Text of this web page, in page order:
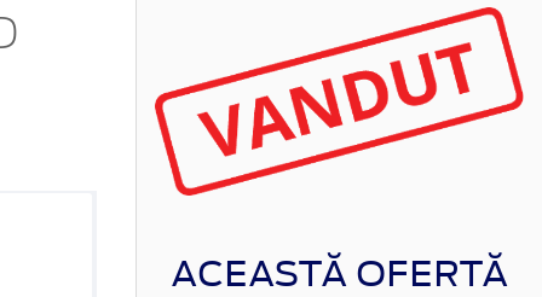
ACEASTĂ OFERTĂ